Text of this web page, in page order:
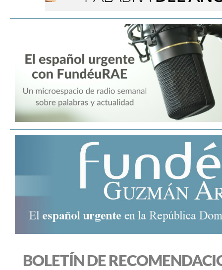
BOLETÍN DE